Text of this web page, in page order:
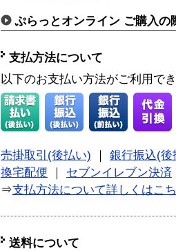
ぷらっとオンライン ご購入の
支払方法について
以下のお支払い方法がご利用で
売掛取引(後払い)
銀行振込(後
換宅配便
セブンイレブン決済
⇒支払方法について詳しくはこ
送料について